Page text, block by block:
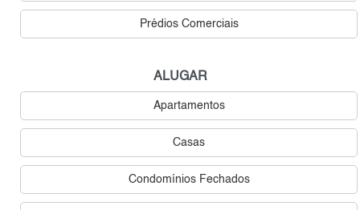
Prédios Comerciais
ALUGAR
Apartamentos
Casas
Condomínios Fechados